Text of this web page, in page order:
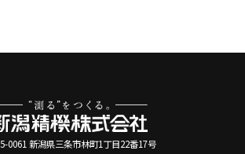
0061 新潟県三条市林町1丁目22番17号